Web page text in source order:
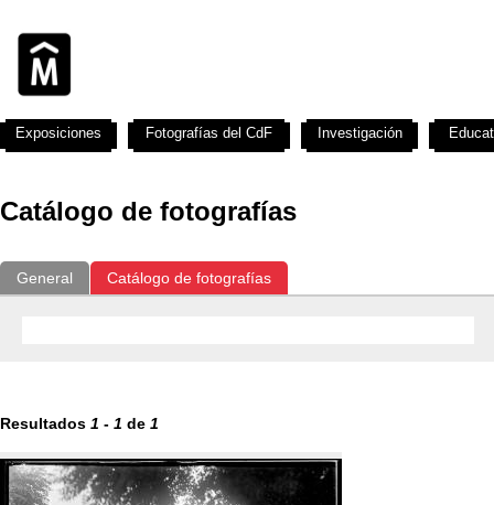
Catálogo de fotografías
General Catálogo de fotografías
Resultados 1 - 1 de 1
Exposiciones Fotografías del CdF Investigación